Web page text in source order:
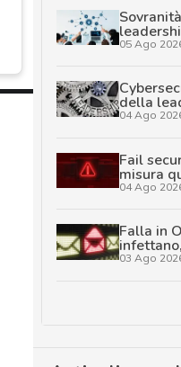
05 Ago
della
04 Ago
Fail
misura
04 Ago
Falla in
03 Ago